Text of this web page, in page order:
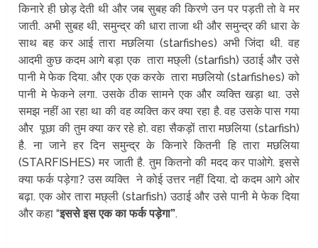
किनारे ही छोड़ देती थी और जब सुबह की किरणे उन पर पड़ती तो वे मर
जाती. अभी सुबह थी, समुन्द्र की धारा ताजा थी और समुन्द्र की धारा के
साथ बह कर आई तारा मछलिया (starfishes) अभी जिंदा थी. वह
आदमी कुछ कदम आगे बड़ा एक तारा मछ्ली (starfish) उठाई और उसे
पानी मे फेक दिया. और एक एक करके तारा मछलियो (starfishes) को
पानी मे फेकने लगा. उसके ठीक सामने एक और व्यक्ति खड़ा था. उसे
समझ नहीं आ रहा था की वह व्यक्ति कर क्या रहा है. वह उसके पास गया
और पूछा की तुम क्या कर रहे हो. वहा सैकड़ों तारा मछलिया (starfish)
है. ना जाने हर दिन समुन्द्र के किनारे कितनी हि तारा मछलिया
(STARFISHES) मर जाती है. तुम कितनो की मदद कर पाओगे. इससे
क्या फर्क पड़ेगा? उस व्यक्ति ने कोई उत्तर नहीं दिया. दो कदम आगे ओर
बढ़ा. एक ओर तारा मछ्ली (starfish) उठाई और उसे पानी मे फेक दिया
और कहा “इससे इस एक का फर्क पड़ेगा”.